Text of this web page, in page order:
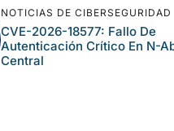
NOTICIAS DE CIBERSEGURIDAD
CVE-2026-18577: Fallo De
Autenticación Crítico En N-
Central